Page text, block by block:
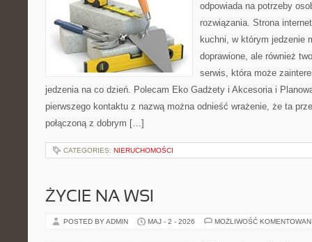
odpowiada na potrzeby
rozwiązania. Strona
kuchni, w którym jedzenie
doprawione, ale również
serwis, która może
jedzenia na co dzień. Polecam Eko Gadżety i Akcesoria i
pierwszego kontaktu z nazwą można odnieść wrażenie, że ta
połączoną z dobrym […]
CATEGORIES: NIERUCHOMOŚCI
ŻYCIE NA WSI
POSTED BY ADMIN MAJ - 2 - 2026 MOŻLIWOŚĆ